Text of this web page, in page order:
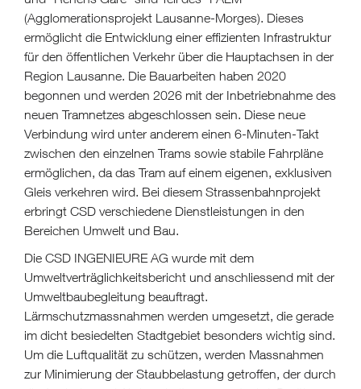
(Agglomerationsprojekt Lausanne-Morges). Dieses
ermöglicht die Entwicklung einer effizienten Infrastruktur
für den öffentlichen Verkehr über die Hauptachsen in der
Region Lausanne. Die Bauarbeiten haben 2020
begonnen und werden 2026 mit der Inbetriebnahme des
neuen Tramnetzes abgeschlossen sein. Diese neue
Verbindung wird unter anderem einen 6-Minuten-Takt
zwischen den einzelnen Trams sowie stabile Fahrpläne
ermöglichen, da das Tram auf einem eigenen, exklusiven
Gleis verkehren wird. Bei diesem Strassenbahnprojekt
erbringt CSD verschiedene Dienstleistungen in den
Bereichen Umwelt und Bau.
Die CSD INGENIEURE AG wurde mit dem
Umweltverträglichkeitsbericht und anschliessend mit der
Umweltbaubegleitung beauftragt.
Lärmschutzmassnahmen werden umgesetzt, die gerade
im dicht besiedelten Stadtgebiet besonders wichtig sind.
Um die Luftqualität zu schützen, werden Massnahmen
zur Minimierung der Staubbelastung getroffen, der durch